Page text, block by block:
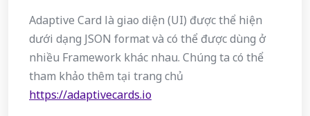
Adaptive Card là giao diện (UI) được thể hiện
dưới dạng JSON format và có thể được dùng ở
nhiều Framework khác nhau. Chúng ta có thể
tham khảo thêm tại trang chủ
https://adaptivecards.io